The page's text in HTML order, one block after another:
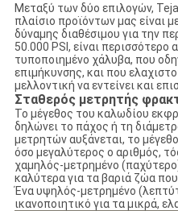
Μεταξύ των δύο επιλογών,
πλαίσιο προϊόντων μας είναι
δύναμης διαθέσιμου για την
50.000 PSI, είναι
τυποποιημένο χάλυβα, που
επιμήκυνσης, και που
μελλοντική να εντείνει και
Σταθερός μετρητής
Το μέγεθος του καλωδίου
δηλώνει το πάχος ή τη
μετρητών αυξάνεται, το
όσο μεγαλύτερος ο αριθμός,
χαμηλός-μετρημένο
καλύτερα για τα βαριά ζώα
Ένα υψηλός-μετρημένο
ικανοποιητικό για τα μικρά,